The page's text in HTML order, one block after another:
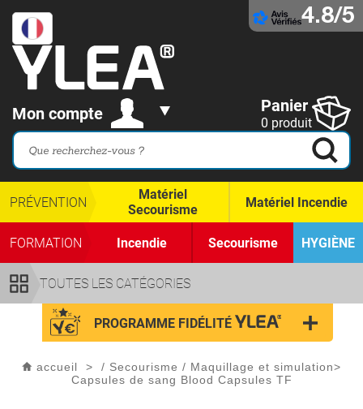
4.8/5
Mon compte Panier
0 produit
TOUTES LES CATÉGORIES
PRÉVENTION
Matériel
Secourisme
Matériel Incendie
FORMATION Incendie Secourisme HYGIÈNE
PROGRAMME FIDÉLITÉ
accueil > / Secourisme / Maquillage et simulation>
Capsules de sang Blood Capsules TF